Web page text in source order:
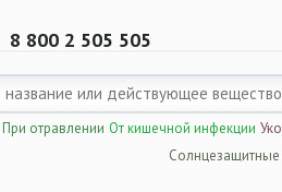
8 800 2 505 505
При отравлении От кишечной инфекции
Солнцезащитные